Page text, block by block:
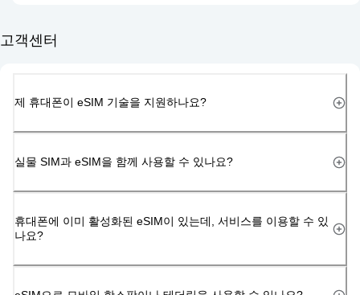
고객센터
제 휴대폰이 eSIM 기술을 지원하나요?
실물 SIM과 eSIM을 함께 사용할 수 있나요?
휴대폰에 이미 활성화된 eSIM이 있는데, 서비스를 이용할 수 있
나요?